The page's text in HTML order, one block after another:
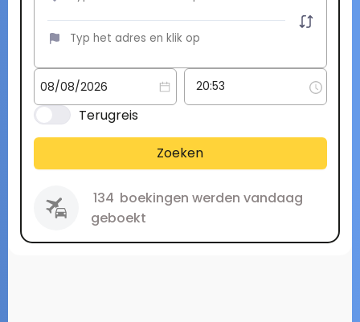
Terugreis
Zoeken
134 boekingen werden vandaag
geboekt